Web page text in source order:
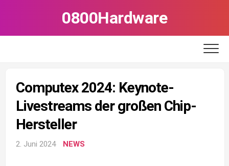
0800Hardware
Computex 2024: Keynote-
Livestreams der großen Chip-
Hersteller
2. Juni 2024 NEWS